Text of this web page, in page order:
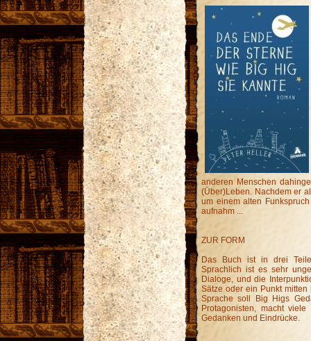
anderen Menschen
(Über)Leben. Nachdem er
um einem alten
aufnahm ...
ZUR FORM
Das Buch ist in drei
Sprachlich ist es sehr
Dialoge, und die
Sätze oder ein Punkt
Sprache soll Big Higs
Protagonisten, macht
Gedanken und Eindrücke.